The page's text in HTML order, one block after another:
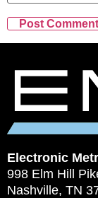
Electronic
998 Elm Hill
Nashville, TN